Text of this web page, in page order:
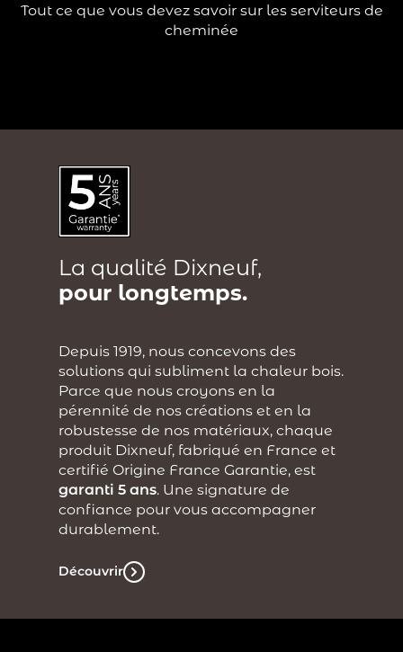
Tout ce que vous devez savoir sur les serviteurs de
cheminée
La qualité Dixneuf,
pour longtemps.
Depuis 1919, nous concevons des
solutions qui subliment la chaleur bois.
Parce que nous croyons en la
pérennité de nos créations et en la
robustesse de nos matériaux, chaque
produit Dixneuf, fabriqué en France et
certifié Origine France Garantie, est
garanti 5 ans. Une signature de
confiance pour vous accompagner
durablement.
Découvrir